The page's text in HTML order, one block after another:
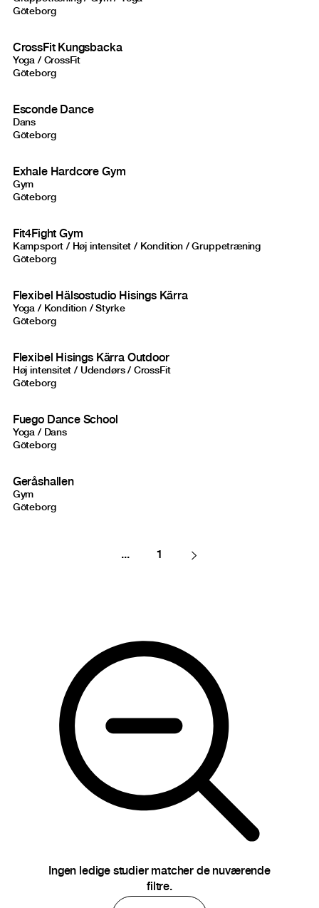
Göteborg
CrossFit Kungsbacka
Yoga / CrossFit
Göteborg
Esconde Dance
Dans
Göteborg
Exhale Hardcore Gym
Gym
Göteborg
Fit4Fight Gym
Kampsport / Høj intensitet / Kondition / Gruppetræning
Göteborg
Flexibel Hälsostudio Hisings Kärra
Yoga / Kondition / Styrke
Göteborg
Flexibel Hisings Kärra Outdoor
Høj intensitet / Udendørs / CrossFit
Göteborg
Fuego Dance School
Yoga / Dans
Göteborg
Geråshallen
Gym
Göteborg
... 1
Next
Ingen ledige studier matcher de nuværende
filtre.